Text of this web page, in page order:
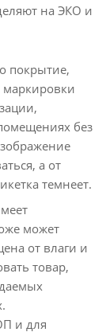
на ЭКО и
покрытие,
маркировки
без
а от
темнеет.
может
от влаги и
товар,
и для